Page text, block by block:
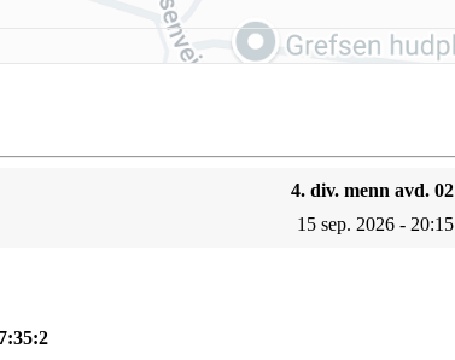
4. div. menn avd. 02
15 sep. 2026 - 20:15